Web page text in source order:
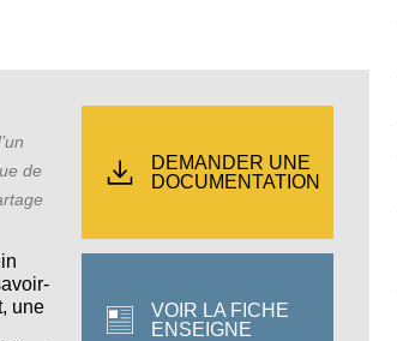
de
une
DEMANDER UNE
DOCUMENTATION
VOIR LA FICHE
ENSEIGNE